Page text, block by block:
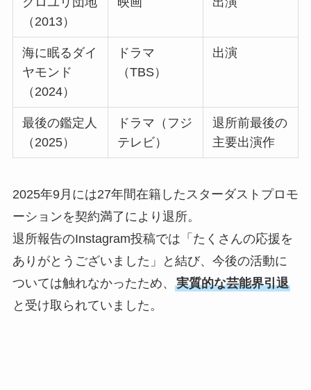
（2013）
海に眠るダイ
ヤモンド
（2024）
ドラマ
（TBS）
出演
最後の鑑定人
（2025）
ドラマ（フジ
テレビ）
退所前最後の
主要出演作
2025年9月には27年間在籍したスターダストプロモ
ーションを契約満了により退所。
退所報告のInstagram投稿では「たくさんの応援を
ありがとうございました」と結び、今後の活動に
ついては触れなかったため、 実質的な芸能界引退
と受け取られていました。